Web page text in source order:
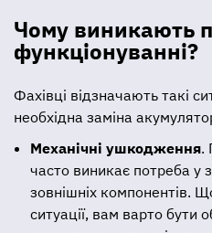
Чому виникають
функціонуванні?
Фахівці відзначають такі
необхідна заміна
Механічні ушкодження.
часто виникає потреба у
зовнішніх компонентів.
ситуації, вам варто бути